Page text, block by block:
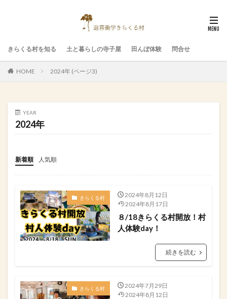
きらくる村を知る 土と暮らしの寺子屋 田んぼ体験 問合せ
HOME 2024年 (ページ3)
YEAR
2024年
新着順 人気順
きらくる村
2024年8月12日
2024年8月17日
８/18きらくる村開放！村
人体験day！
続きを読む
きらくる村
2024年7月29日
2024年8月12日